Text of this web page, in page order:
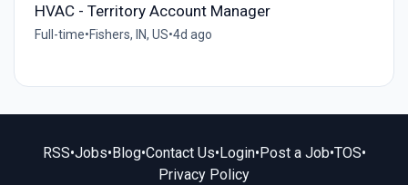
HVAC - Territory Account Manager
Full-time•Fishers, IN, US•4d ago
RSS•Jobs• Blog•Contact Us• Login• Post a Job•TOS•
Privacy Policy